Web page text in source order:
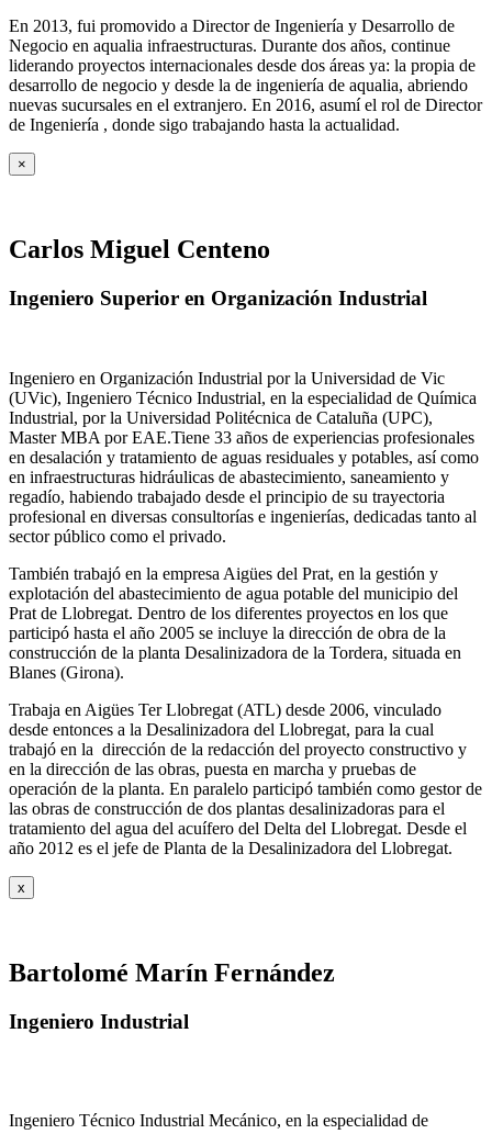
En 2013, fui promovido a Director de Ingeniería y Desarrollo de
Negocio en aqualia infraestructuras. Durante dos años, continue
liderando proyectos internacionales desde dos áreas ya: la propia de
desarrollo de negocio y desde la de ingeniería de aqualia, abriendo
nuevas sucursales en el extranjero. En 2016, asumí el rol de Director
de Ingeniería , donde sigo trabajando hasta la actualidad.
×
Carlos Miguel Centeno
Ingeniero Superior en Organización Industrial
Ingeniero en Organización Industrial por la Universidad de Vic
(UVic), Ingeniero Técnico Industrial, en la especialidad de Química
Industrial, por la Universidad Politécnica de Cataluña (UPC),
Master MBA por EAE.Tiene 33 años de experiencias profesionales
en desalación y tratamiento de aguas residuales y potables, así como
en infraestructuras hidráulicas de abastecimiento, saneamiento y
regadío, habiendo trabajado desde el principio de su trayectoria
profesional en diversas consultorías e ingenierías, dedicadas tanto al
sector público como el privado.
También trabajó en la empresa Aigües del Prat, en la gestión y
explotación del abastecimiento de agua potable del municipio del
Prat de Llobregat. Dentro de los diferentes proyectos en los que
participó hasta el año 2005 se incluye la dirección de obra de la
construcción de la planta Desalinizadora de la Tordera, situada en
Blanes (Girona).
Trabaja en Aigües Ter Llobregat (ATL) desde 2006, vinculado
desde entonces a la Desalinizadora del Llobregat, para la cual
trabajó en la dirección de la redacción del proyecto constructivo y
en la dirección de las obras, puesta en marcha y pruebas de
operación de la planta. En paralelo participó también como gestor de
las obras de construcción de dos plantas desalinizadoras para el
tratamiento del agua del acuífero del Delta del Llobregat. Desde el
año 2012 es el jefe de Planta de la Desalinizadora del Llobregat.
x
Bartolomé Marín Fernández
Ingeniero Industrial
Ingeniero Técnico Industrial Mecánico, en la especialidad de